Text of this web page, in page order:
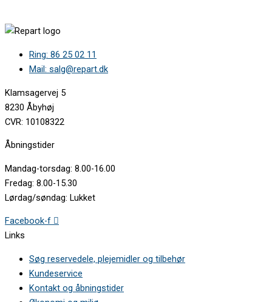
Ring: 86 25 02 11
Mail: salg@repart.dk
Klamsagervej 5
8230 Åbyhøj
CVR: 10108322
Åbningstider
Mandag-torsdag: 8.00-16.00
Fredag: 8.00-15.30
Lørdag/søndag: Lukket
Facebook-f
Links
Søg reservedele, plejemidler og tilbehør
Kundeservice
Kontakt og åbningstider